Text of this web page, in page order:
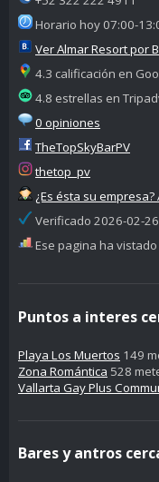
Horario hoy 07:00-
Ver Almar Resort por
4.3 calificación en
4.8 estrellas en
0 opiniones
TheTopSkyBarPV
thetop_pv
¿Es ésta su
Verificado 2026-02-26
Ese pagina ha
Puntos a interes
Playa Los Muertos 149
Zona Romántica 528
Vallarta Gay Plus
Bares y antros